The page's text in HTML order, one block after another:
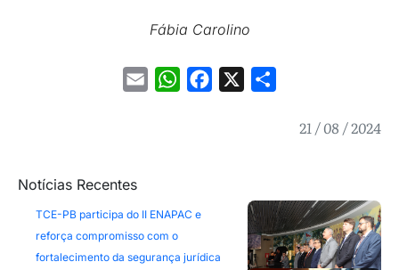
Fábia Carolino
Email WhatsAppFacebook
21 / 08 / 2024
Notícias Recentes
TCE-PB participa do II ENAPAC e
reforça compromisso com o
fortalecimento da segurança jurídica